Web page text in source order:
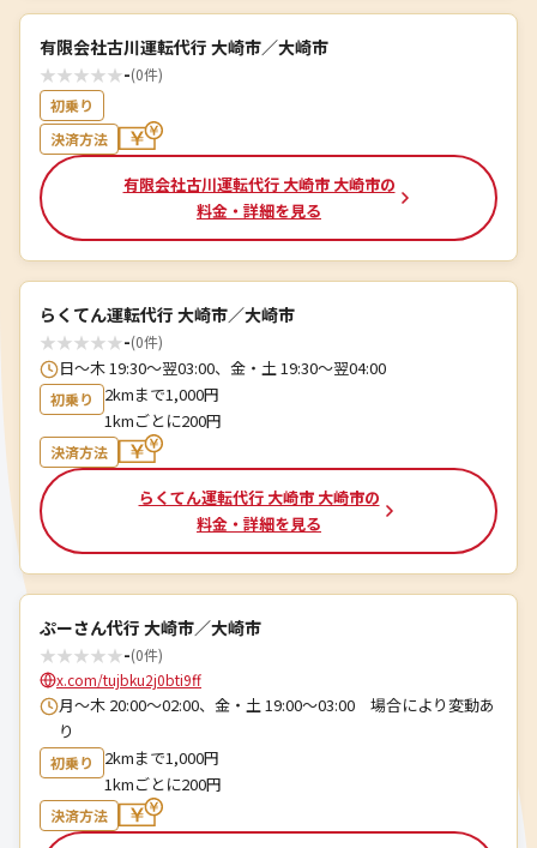
有限会社古川運転代行 大崎市／大崎市
★★★★★-(0件)
初乗り
決済方法
有限会社古川運転代行 大崎市 大崎市の
料金・詳細を見る
らくてん運転代行 大崎市／大崎市
★★★★★-(0件)
日～木 19:30～翌03:00、金・土 19:30～翌04:00
初乗り
2kmまで1,000円
1kmごとに200円
決済方法
らくてん運転代行 大崎市 大崎市の
料金・詳細を見る
ぷーさん代行 大崎市／大崎市
★★★★★-(0件)
x.com/tujbku2j0bti9ff
月～木 20:00～02:00、金・土 19:00～03:00 場合により変動あ
り
初乗り
2kmまで1,000円
1kmごとに200円
決済方法